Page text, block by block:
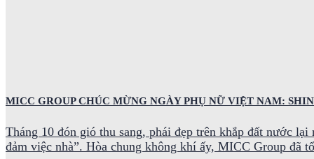
MICC GROUP CHÚC MỪNG NGÀY PHỤ NỮ VIỆT NAM:
Tháng 10 đón gió thu sang, phái đẹp trên khắp đất nước
đảm việc nhà”. Hòa chung không khí ấy, MICC Group đã